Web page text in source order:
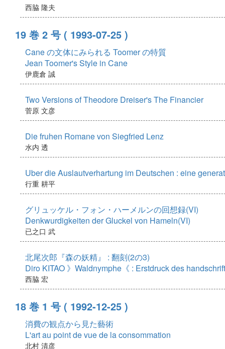
西脇 隆夫
19 巻 2 号 ( 1993-07-25 )
Cane の文体にみられる Toomer の特質
Jean Toomer's Style in Cane
伊鹿倉 誠
Two Versions of Theodore Dreiser's The Financier
菅原 文彦
Die fruhen Romane von Siegfried Lenz
水内 透
Uber die Auslautverhartung im Deutschen : eine
行重 耕平
グリュッケル・フォン・ハーメルンの回想録(VI)
Denkwurdigkeiten der Gluckel von Hameln(VI)
已之口 武
北尾次郎『森の妖精』 : 翻刻(2の3)
Diro KITAO 》Waldnymphe《 : Erstdruck des
西脇 宏
18 巻 1 号 ( 1992-12-25 )
消費の観点から見た藝術
L'art au point de vue de la consommation
北村 清彦